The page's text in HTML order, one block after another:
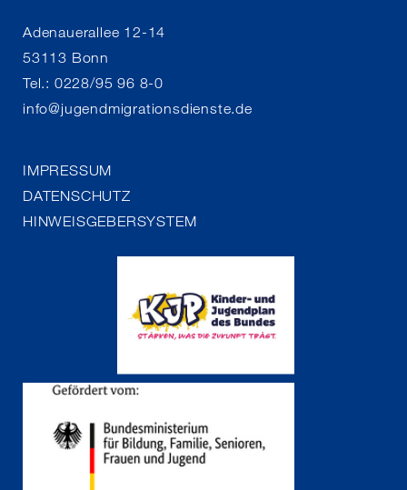
Adenauerallee 12-14
53113 Bonn
Tel.: 0228/95 96 8-0
info@jugendmigrationsdienste.de
IMPRESSUM
DATENSCHUTZ
HINWEISGEBERSYSTEM